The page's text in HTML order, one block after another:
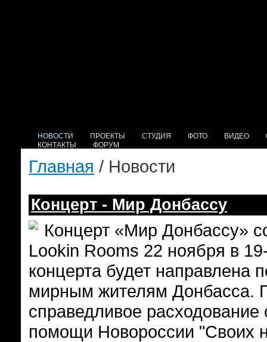
НОВОСТИ ПРОЕКТЫ СТУДИЯ ФОТО ВИДЕО
КОНТАКТЫ
ФОРУМ
Главная / Новости
Концерт - Мир Донбассу
Концерт «Мир Донбассу»
Lookin Rooms 22 ноября в
концерта будет направлена
мирным жителям Донбасса.
справедливое
помощи Новороссии "Своих